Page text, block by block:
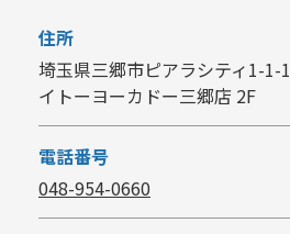
住所
埼玉県三郷市ピアラシティ1-1-1
イトーヨーカドー三郷店 2F
電話番号
048-954-0660